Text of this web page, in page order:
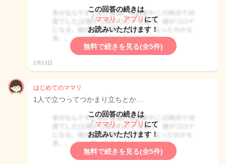
この回答の続きは
「ママリ」アプリ にて
お読みいただけます！
無料で続きを見る(全5件)
2月23日
はじめてのママリ
1人で立つってつかまり立ちとか…
この回答の続きは
「ママリ」アプリ にて
お読みいただけます！
無料で続きを見る(全5件)